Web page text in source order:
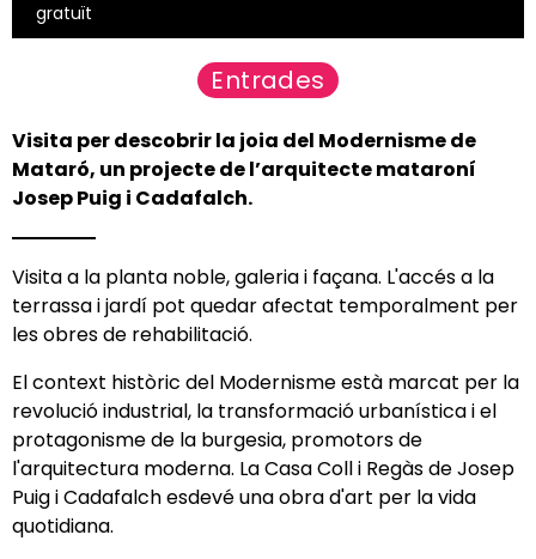
gratuït
Entrades
Visita per descobrir la joia del Modernisme de
Mataró, un projecte de l’arquitecte mataroní
Josep Puig i Cadafalch.
Visita a la planta noble, galeria i façana. L'accés a la
terrassa i jardí pot quedar afectat temporalment per
les obres de rehabilitació.
El context històric del Modernisme està marcat per la
revolució industrial, la transformació urbanística i el
protagonisme de la burgesia, promotors de
l'arquitectura moderna. La Casa Coll i Regàs de Josep
Puig i Cadafalch esdevé una obra d'art per la vida
quotidiana.